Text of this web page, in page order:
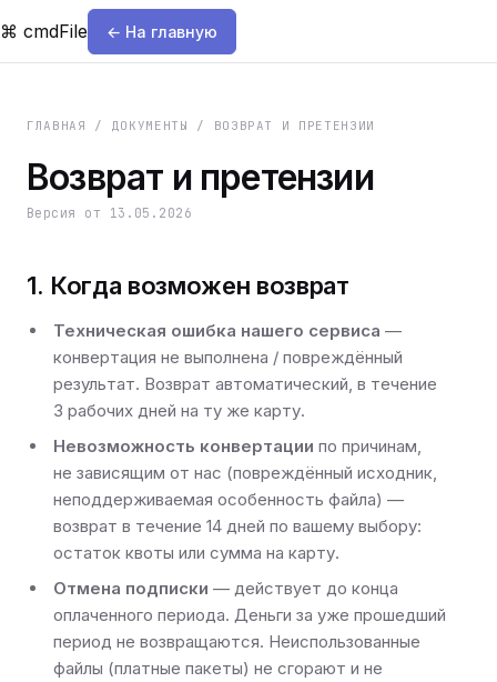
⌘ cmdFile ← На главную
ГЛАВНАЯ / ДОКУМЕНТЫ / ВОЗВРАТ И ПРЕТЕНЗИИ
Возврат и претензии
Версия от 13.05.2026
1. Когда возможен возврат
Техническая ошибка нашего сервиса —
конвертация не выполнена / повреждённый
результат. Возврат автоматический, в течение
3 рабочих дней на ту же карту.
Невозможность конвертации по причинам,
не зависящим от нас (повреждённый исходник,
неподдерживаемая особенность файла) —
возврат в течение 14 дней по вашему выбору:
остаток квоты или сумма на карту.
Отмена подписки — действует до конца
оплаченного периода. Деньги за уже прошедший
период не возвращаются. Неиспользованные
файлы (платные пакеты) не сгорают и не